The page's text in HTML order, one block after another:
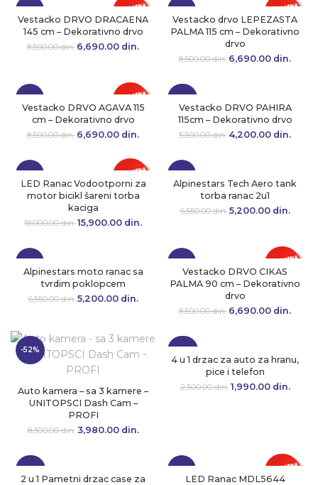
-21%
Vestacko DRVO DRACAENA
145 cm – Dekorativno drvo
8,500.00din. Originalna cena
6,690.00 din.
cena je:
-21%
Vestacko drvo LEPEZASTA
PALMA 115 cm – Dekorativno
drvo
8,500.00din. Originalna cena
6,690.00 din.
-21%
Vestacko DRVO AGAVA 115
cm – Dekorativno drvo
8,500.00din. Originalna cena
8,500.00 din..
6,690.00 din.
Trenutna
6,690.00 din..
-24%
Vestacko DRVO PAHIRA
115cm – Dekorativno drvo
5,500.00din. Originalna cena
4,200.00 din.
-12%
LED Ranac Vodootporni za
motor bicikl šareni torba
kaciga
18,000.00din. Originalna cena
15,900.00 din.
15,900.00 din..
-21%
Alpinestars Tech Aero tank
torba ranac 2u1
6,550.00din. Originalna cena
5,200.00 din.
-21%
Alpinestars moto ranac sa
tvrdim poklopcem
6,550.00din. Originalna cena
5,200.00 din.
cena je:
-21%
Vestacko DRVO CIKAS
PALMA 90 cm – Dekorativno
drvo
8,500.00din. Originalna cena
6,690.00 din.
-52%
Auto kamera – sa 3 kamere –
UNITOPSCI Dash Cam –
PROFI
8,300.00din. Originalna cena
3,980.00 din.
3,980.00 din..
-20%
4 u 1 drzac za auto za hranu,
pice i telefon
2,500.00din. Originalna cena
1,990.00 din.
-22%
2 u 1 Pametni drzac case za
-18%
LED Ranac MDL5644